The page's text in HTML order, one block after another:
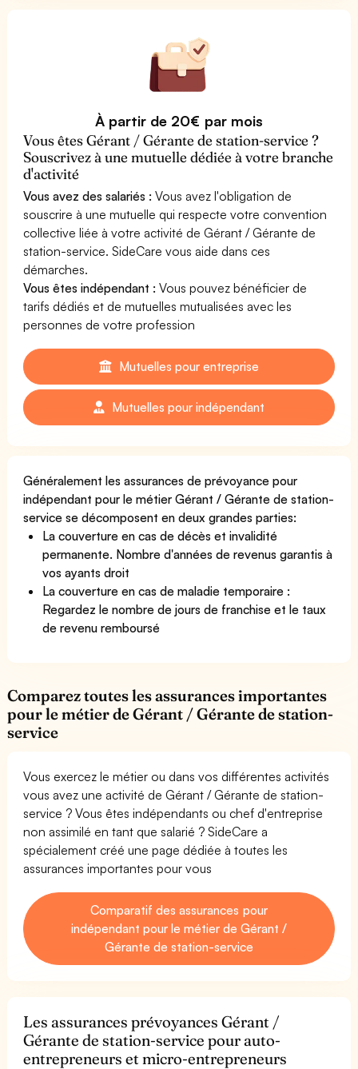
À partir de 20€ par mois
Vous êtes Gérant / Gérante de station-service ?
Souscrivez à une mutuelle dédiée à votre branche
d'activité
Vous avez des salariés : Vous avez l'obligation de
souscrire à une mutuelle qui respecte votre convention
collective liée à votre activité de Gérant / Gérante de
station-service. SideCare vous aide dans ces
démarches.
Vous êtes indépendant : Vous pouvez bénéficier de
tarifs dédiés et de mutuelles mutualisées avec les
personnes de votre profession
Mutuelles pour entreprise
Mutuelles pour indépendant
Généralement les assurances de prévoyance pour
indépendant pour le métier Gérant / Gérante de station-
service se décomposent en deux grandes parties:
La couverture en cas de décès et invalidité
permanente. Nombre d'années de revenus garantis à
vos ayants droit
La couverture en cas de maladie temporaire :
Regardez le nombre de jours de franchise et le taux
de revenu remboursé
Comparez toutes les assurances importantes
pour le métier de Gérant / Gérante de station-
service
Vous exercez le métier ou dans vos différentes activités
vous avez une activité de Gérant / Gérante de station-
service ? Vous êtes indépendants ou chef d'entreprise
non assimilé en tant que salarié ? SideCare a
spécialement créé une page dédiée à toutes les
assurances importantes pour vous
Comparatif des assurances pour
indépendant pour le métier de Gérant /
Gérante de station-service
Les assurances prévoyances Gérant /
Gérante de station-service pour auto-
entrepreneurs et micro-entrepreneurs